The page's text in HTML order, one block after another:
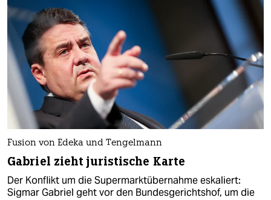
Fusion von Edeka und Tengelmann
Gabriel zieht juristische Karte
Der Konflikt um die Supermarktübernahme eskaliert:
Sigmar Gabriel geht vor den Bundesgerichtshof, um die